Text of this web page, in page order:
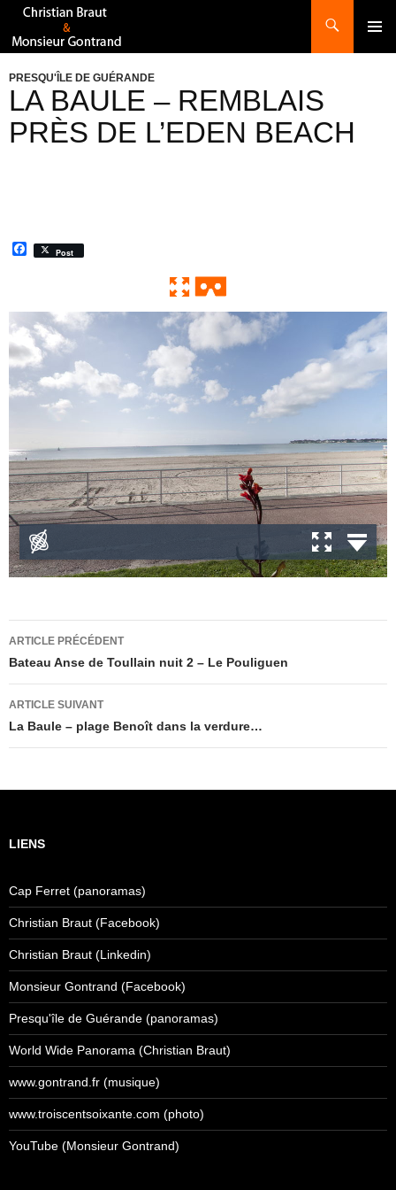
Recherche
AU
PRESQU'ÎLE DE GUÉRANDE
LA BAULE – REMBLAIS
PRÈS DE L’EDEN BEACH
F
a
o
k
Post
Exit VR
VR Setup
0:00 / 0:00
Navigation
des
articles
ARTICLE PRÉCÉDENT
Bateau Anse de Toullain nuit 2 – Le Pouliguen
ARTICLE SUIVANT
La Baule – plage Benoît dans la verdure…
LIENS
Cap Ferret (panoramas)
Christian Braut (Facebook)
Christian Braut (Linkedin)
Monsieur Gontrand (Facebook)
Presqu'île de Guérande (panoramas)
World Wide Panorama (Christian Braut)
www.gontrand.fr (musique)
www.troiscentsoixante.com (photo)
YouTube (Monsieur Gontrand)